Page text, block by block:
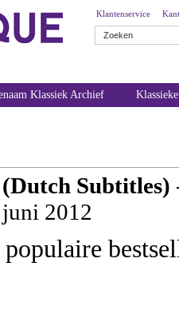
Klantenservice
Klassiek Archief
Subtitles)
2012
populaire